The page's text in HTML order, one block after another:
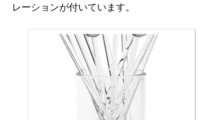
レーションが付いています。